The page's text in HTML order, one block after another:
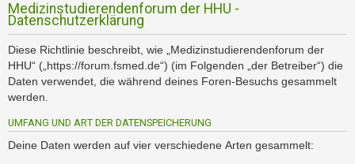
g
i
s
t
r
i
e
e
n
Medizinstudierendenforum der HHU -
Datenschutzerklärung
Diese Richtlinie beschreibt, wie „Medizinstudierendenforum der
HHU“ („https://forum.fsmed.de“) (im Folgenden „der Betreiber“) die
Daten verwendet, die während deines Foren-Besuchs gesammelt
werden.
UMFANG UND ART DER DATENSPEICHERUNG
Deine Daten werden auf vier verschiedene Arten gesammelt: